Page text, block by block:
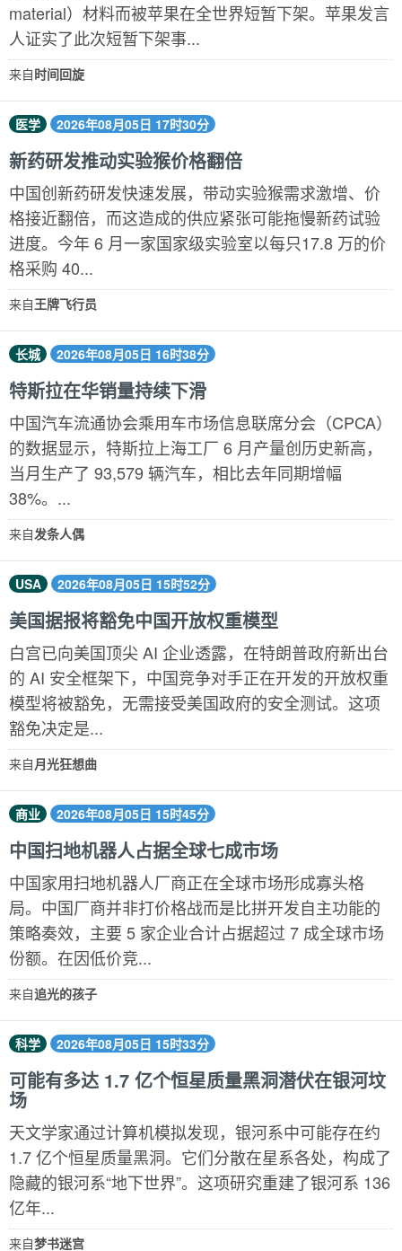
material）材料而被苹果在全世界短暂下架。苹果发言
人证实了此次短暂下架事...
来自时间回旋
医学 2026年08月05日 17时30分
新药研发推动实验猴价格翻倍
中国创新药研发快速发展，带动实验猴需求激增、价
格接近翻倍，而这造成的供应紧张可能拖慢新药试验
进度。今年 6 月一家国家级实验室以每只17.8 万的价
格采购 40...
来自王牌飞行员
长城 2026年08月05日 16时38分
特斯拉在华销量持续下滑
中国汽车流通协会乘用车市场信息联席分会（CPCA）
的数据显示，特斯拉上海工厂 6 月产量创历史新高，
当月生产了 93,579 辆汽车，相比去年同期增幅
38%。...
来自发条人偶
USA 2026年08月05日 15时52分
美国据报将豁免中国开放权重模型
白宫已向美国顶尖 AI 企业透露，在特朗普政府新出台
的 AI 安全框架下，中国竞争对手正在开发的开放权重
模型将被豁免，无需接受美国政府的安全测试。这项
豁免决定是...
来自月光狂想曲
商业 2026年08月05日 15时45分
中国扫地机器人占据全球七成市场
中国家用扫地机器人厂商正在全球市场形成寡头格
局。中国厂商并非打价格战而是比拼开发自主功能的
策略奏效，主要 5 家企业合计占据超过 7 成全球市场
份额。在因低价竞...
来自追光的孩子
科学 2026年08月05日 15时33分
可能有多达 1.7 亿个恒星质量黑洞潜伏在银河坟
场
天文学家通过计算机模拟发现，银河系中可能存在约
1.7 亿个恒星质量黑洞。它们分散在星系各处，构成了
隐藏的银河系“地下世界”。这项研究重建了银河系 136
亿年...
来自梦书迷宫